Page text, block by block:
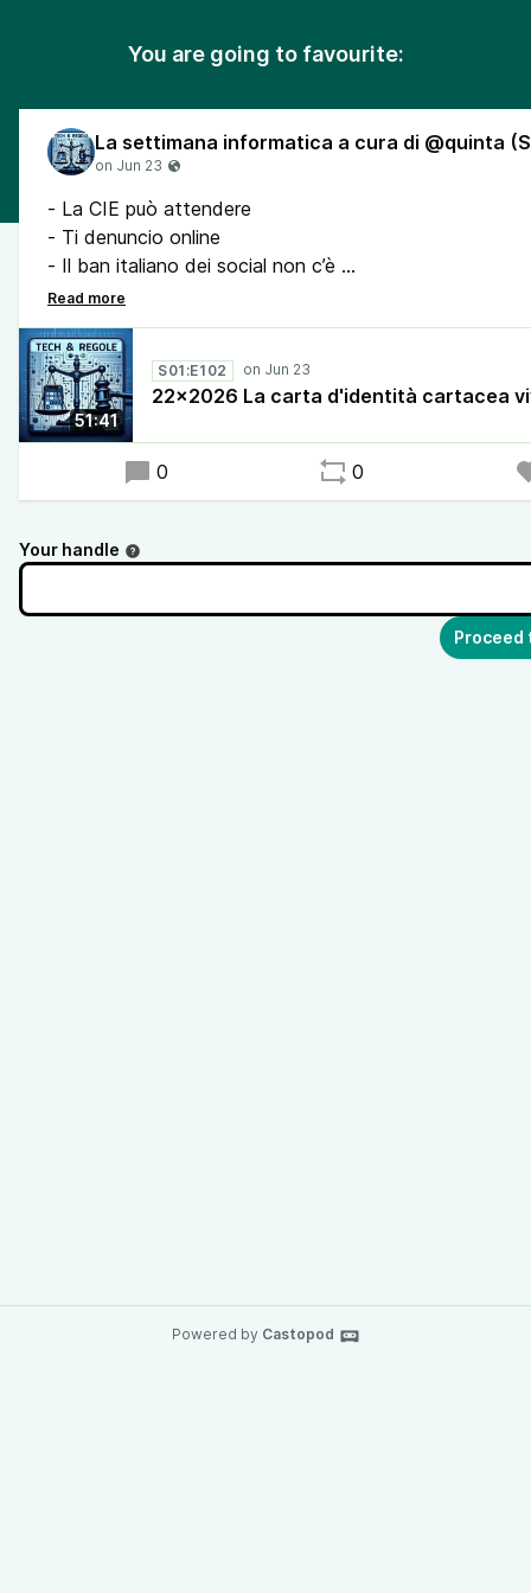
You are going to favourite:
- La CIE può attendere
- Ti denuncio online
- Il ban italiano dei social non c’è
- App della settimana - motion cues
- Il caso ATM
- Data Center - l’Italia resta indietro
- Waymo richiama 4mila robotaxi
- I fallimenti arricchiscono Musk
- Il successo di DeepSeek negli USA
- L’amministrazione Trump e Fable 5
51:41
S01:E102
22x2026 La carta d'identità cartacea
0 0
Your handle
Powered by Castopod